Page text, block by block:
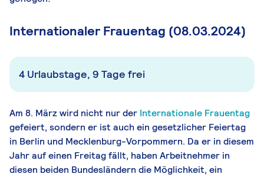
Internationaler Frauentag (08.03.2024)
4 Urlaubstage, 9 Tage frei
Am 8. März wird nicht nur der Internationale Frauentag
gefeiert, sondern er ist auch ein gesetzlicher Feiertag
in Berlin und Mecklenburg-Vorpommern. Da er in diesem
Jahr auf einen Freitag fällt, haben Arbeitnehmer in
diesen beiden Bundesländern die Möglichkeit, ein